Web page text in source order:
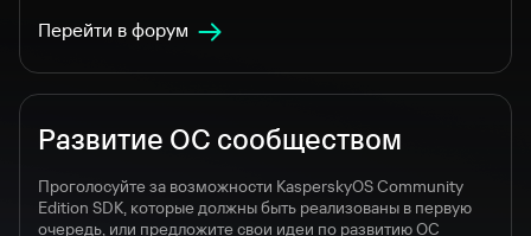
Перейти в форум
Развитие ОС сообществом
Проголосуйте за возможности KasperskyOS Community
Edition SDK, которые должны быть реализованы в первую
очередь, или предложите свои идеи по развитию ОС